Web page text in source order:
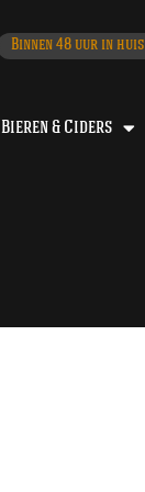
Binnen 48 uur in huis
Bieren & Ciders